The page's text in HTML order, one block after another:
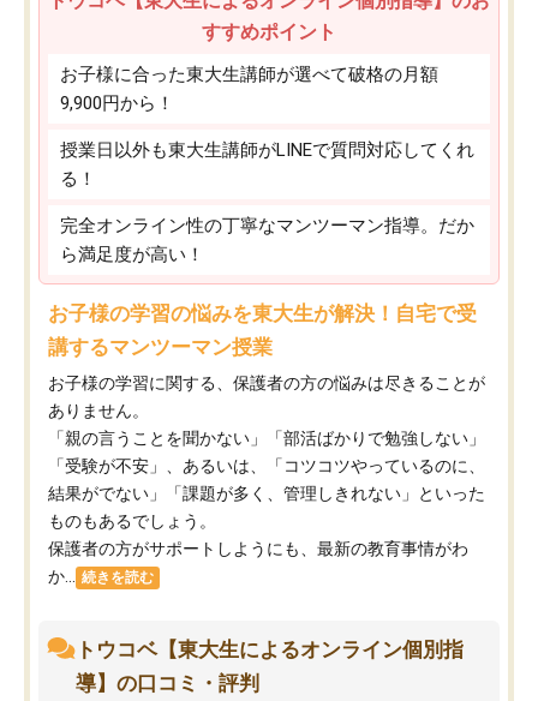
すすめポイント
お子様に合った東大生講師が選べて破格の月額
9,900円から！
授業日以外も東大生講師がLINEで質問対応してくれ
る！
完全オンライン性の丁寧なマンツーマン指導。だか
ら満足度が高い！
お子様の学習の悩みを東大生が解決！自宅で受
講するマンツーマン授業
お子様の学習に関する、保護者の方の悩みは尽きることが
ありません。
「親の言うことを聞かない」「部活ばかりで勉強しない」
「受験が不安」、あるいは、「コツコツやっているのに、
結果がでない」「課題が多く、管理しきれない」といった
ものもあるでしょう。
保護者の方がサポートしようにも、最新の教育事情がわ
か...
続きを読む
トウコベ【東大生によるオンライン個別指
導】の口コミ・評判